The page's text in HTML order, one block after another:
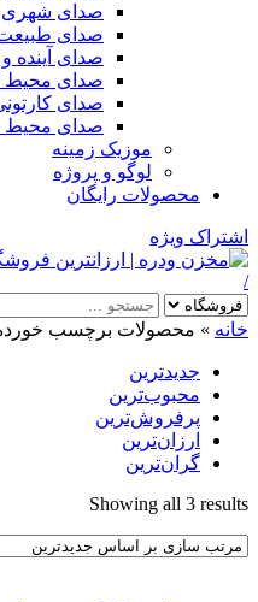
صدای شهری
صدای
صدای آینده
صدای محیط
صدای
صدای محیط
موزیک زمینه
لوگو و پروژه
محصولات رایگان
اشتراک ویژه
/
خانه » محصولات برچسب
جدیدترین
محبوب‌ترین
پرفروش‌ترین
ارزان‌ترین
گران‌ترین
Showing all 3 results
latest